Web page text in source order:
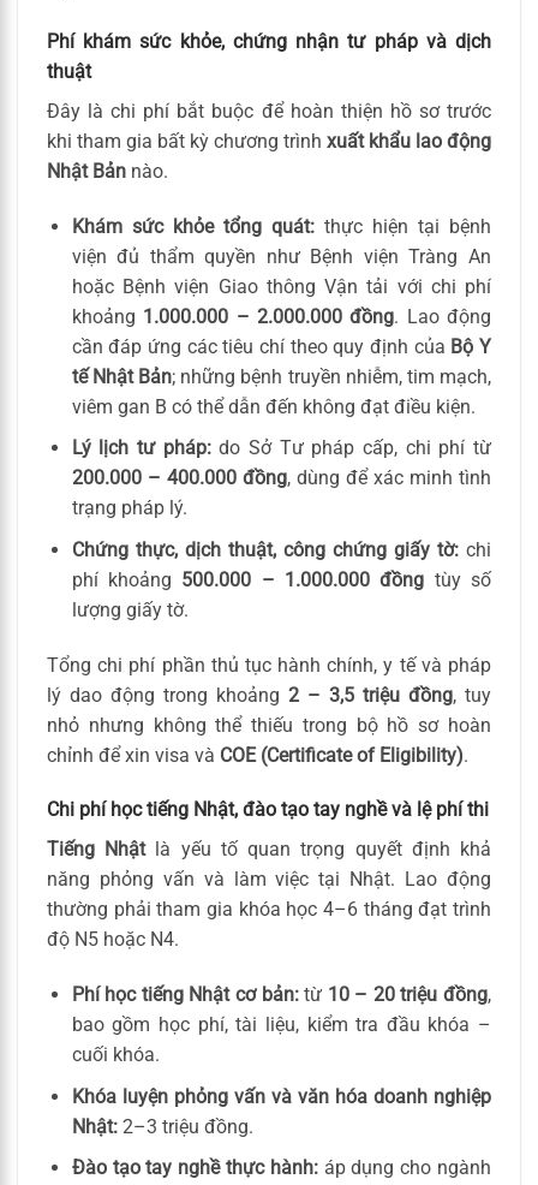
Phí khám sức khỏe, chứng nhận tư pháp và dịch
thuật
Đây là chi phí bắt buộc để hoàn thiện hồ sơ trước
khi tham gia bất kỳ chương trình xuất khẩu lao động
Nhật Bản nào.
Khám sức khỏe tổng quát:thực hiện tại bệnh
viện đủ thẩm quyền như Bệnh viện Tràng An
hoặc Bệnh viện Giao thông Vận tải với chi phí
khoảng 1.000.000 – 2.000.000 đồng. Lao động
cần đáp ứng các tiêu chí theo quy định của Bộ Y
tế Nhật Bản; những bệnh truyền nhiễm, tim mạch,
viêm gan B có thể dẫn đến không đạt điều kiện.
Lý lịch tư pháp:do Sở Tư pháp cấp, chi phí từ
200.000 – 400.000 đồng, dùng để xác minh tình
trạng pháp lý.
Chứng thực, dịch thuật, công chứng giấy tờ:chi
phí khoảng 500.000 – 1.000.000 đồng tùy số
lượng giấy tờ.
Tổng chi phí phần thủ tục hành chính, y tế và pháp
lý dao động trong khoảng 2 – 3,5 triệu đồng, tuy
nhỏ nhưng không thể thiếu trong bộ hồ sơ hoàn
chỉnh để xin visa và COE (Certificate of Eligibility).
Chi phí học tiếng Nhật, đào tạo tay nghề và lệ phí thi
Tiếng Nhậtlà yếu tố quan trọng quyết định khả
năng phỏng vấn và làm việc tại Nhật. Lao động
thường phải tham gia khóa học 4–6 tháng đạt trình
độ N5 hoặc N4.
Phí học tiếng Nhật cơ bản:từ 10 – 20 triệu đồng,
bao gồm học phí, tài liệu, kiểm tra đầu khóa –
cuối khóa.
Khóa luyện phỏng vấn và văn hóa doanh nghiệp
Nhật:2–3 triệu đồng.
Đào tạo tay nghề thực hành:áp dụng cho ngành